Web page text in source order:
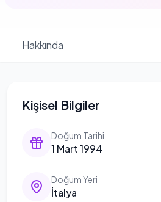
Hakkında
Kişisel Bilgiler
Doğum Tarihi
1 Mart 1994
Doğum Yeri
İtalya